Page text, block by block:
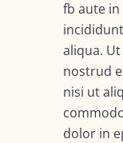
fb aute
aliqua.
nostrud
nisi ut
dolor in